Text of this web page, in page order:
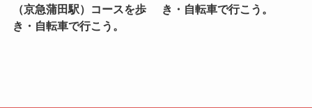
（京急蒲田駅）コースを歩
き・自転車で行こう。
き・自転車で行こう。